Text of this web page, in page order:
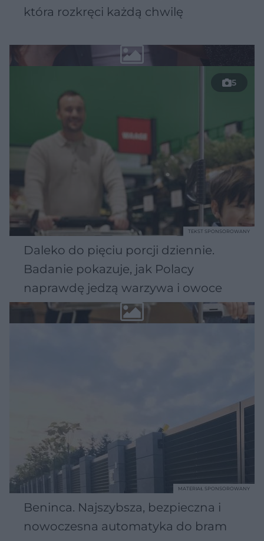
która rozkręci każdą chwilę
5
Daleko do pięciu porcji dziennie.
Badanie pokazuje, jak Polacy
naprawdę jedzą warzywa i owoce
TEKST SPONSOROWANY
Beninca. Najszybsza, bezpieczna i
nowoczesna automatyka do bram
MATERIAŁ SPONSOROWANY